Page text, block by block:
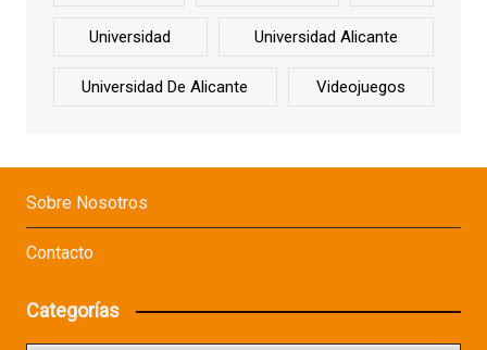
Universidad Universidad Alicante
Universidad De Alicante Videojuegos
Sobre Nosotros
Contacto
Categorías